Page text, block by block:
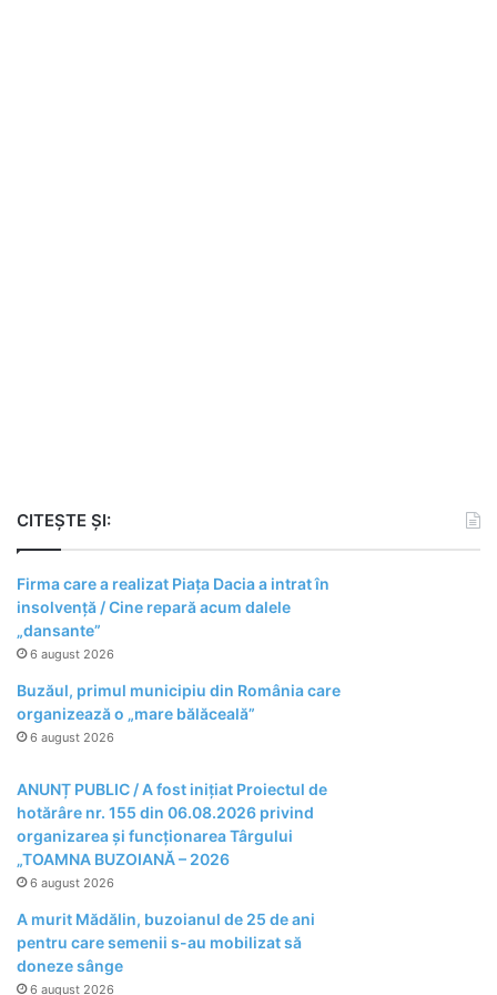
CITEȘTE ȘI:
Firma care a realizat Piața Dacia a intrat în
insolvență / Cine repară acum dalele
„dansante”
6 august 2026
Buzăul, primul municipiu din România care
organizează o „mare bălăceală”
6 august 2026
ANUNȚ PUBLIC / A fost inițiat Proiectul de
hotărâre nr. 155 din 06.08.2026 privind
organizarea şi funcţionarea Târgului
„TOAMNA BUZOIANĂ – 2026
6 august 2026
A murit Mădălin, buzoianul de 25 de ani
pentru care semenii s-au mobilizat să
doneze sânge
6 august 2026